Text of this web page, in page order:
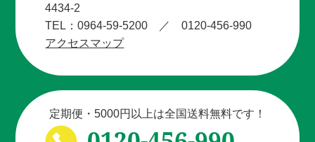
4434-2
TEL：0964-59-5200 ／ 0120-456-990
アクセスマップ
定期便・5000円以上は全国送料無料です！